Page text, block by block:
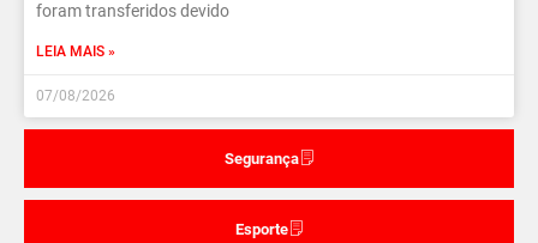
Segurança
Esporte
foram transferidos devido
LEIA MAIS »
07/08/2026